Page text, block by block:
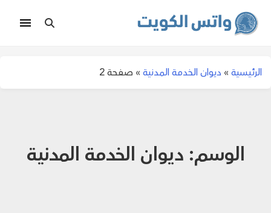
الرئيسية » ديوان الخدمة المدنية » صفحة 2
الوسم: ديوان الخدمة المدنية